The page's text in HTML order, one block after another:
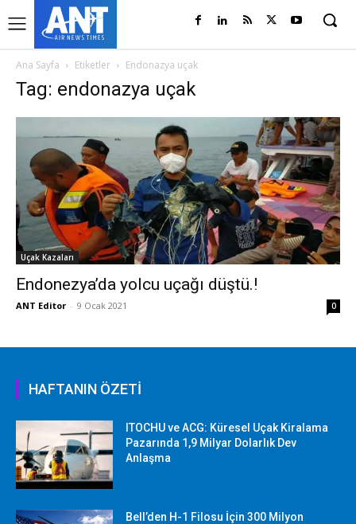
Ana Sayfa Etiketler Endonazya uçak
Tag: endonazya uçak
Uçak Kazaları
Endonezya’da yolcu uçağı düştü.!
ANT Editor - 9 Ocak 2021 0
HAFTANIN ÖZETİ
ITOCHU ve ACG: Küresel Uçak Kiralama
Pazarında 1,9 Milyar Dolarlık Dev
Anlaşma
Bell’den H-1 Filosu İçin 300 Milyon